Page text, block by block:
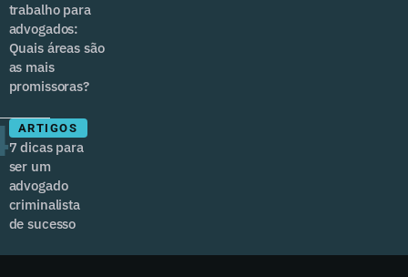
trabalho para
advogados:
Quais áreas são
as mais
promissoras?
ARTIGOS
7 dicas para
ser um
advogado
criminalista
de sucesso